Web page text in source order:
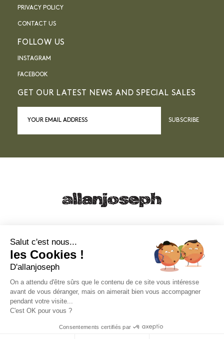
PRIVACY POLICY
CONTACT US
FOLLOW US
INSTAGRAM
FACEBOOK
GET OUR LATEST NEWS AND SPECIAL SALES
SUBSCRIBE
49, RUE FRANCIS DAVSO - 13001 MARSEILLE
eshop@allanjoseph.com
Salut c'est nous...
les Cookies !
D'allanjoseph
On a attendu d'être sûrs que le contenu de ce site vous intéresse
avant de vous déranger, mais on aimerait bien vous accompagner
pendant votre visite...
C'est OK pour vous ?
Consentements certifiés par